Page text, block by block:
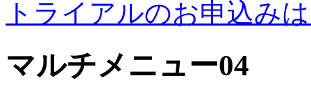
トライアルのお申込み
マルチメニュー04